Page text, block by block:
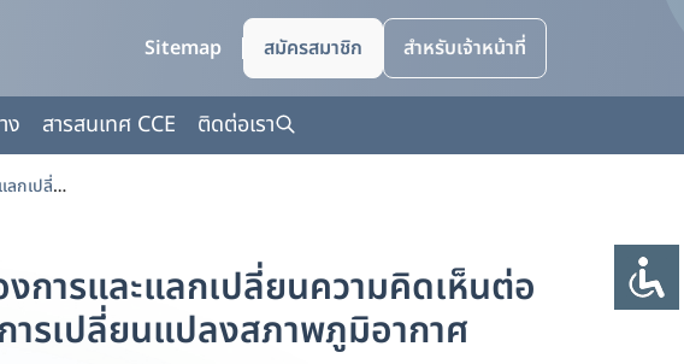
Sitemap สมัครสมาชิก สำหรับเจ้าหน้าที่
ง สารสนเทศ CCE ติดต่อเรา
ประธานการประชุมกลุ่มย่อยครั้งที่ 2 เพื่อสำรวจความต้องการและแลกเปลี่ยนความคิดเห็นต่อแนวทางการพัฒนาโครงสร้างข้อมูลการปรับตัวต่อการเปลี่ยนแปลงสภาพภูมิอากาศ
การและแลกเปลี่ยนความคิดเห็นต่อ
รเปลี่ยนแปลงสภาพภูมิอากาศ